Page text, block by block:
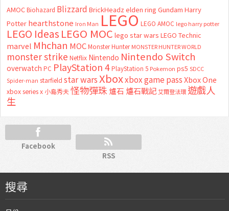
AMOC Biohazard Blizzard BrickHeadz elden ring Gundam Harry
Potter hearthstone Iron Man LEGO LEGO AMOC lego harry potter
LEGO Ideas LEGO MOC lego star wars LEGO Technic
marvel Mhchan MOC Monster Hunter MONSTER HUNTER WORLD
monster strike Netflix Nintendo Nintendo Switch
overwatch PC PlayStation 4 PlayStation 5 Pokemon ps5 SDCC
Spider-man starfield star wars Xboxxbox game passXbox One
xbox series x 小島秀夫怪物彈珠 爐石 爐石戰記艾爾登法環 遊戲人
生
Facebook
RSS
搜尋